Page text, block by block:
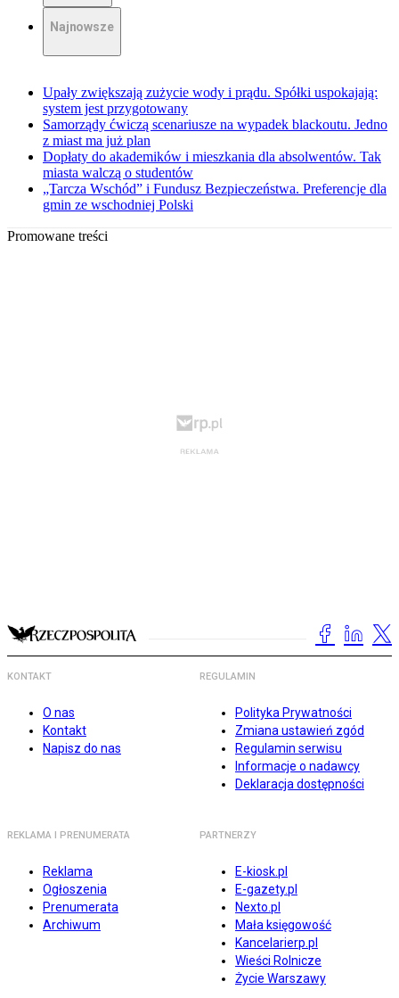
Najnowsze
Upały zwiększają zużycie wody i prądu. Spółki uspokajają:
system jest przygotowany
Samorządy ćwiczą scenariusze na wypadek blackoutu. Jedno
z miast ma już plan
Dopłaty do akademików i mieszkania dla absolwentów. Tak
miasta walczą o studentów
„Tarcza Wschód” i Fundusz Bezpieczeństwa. Preferencje dla
gmin ze wschodniej Polski
Promowane treści
KONTAKT
O nas
Kontakt
Napisz do nas
REGULAMIN
Polityka Prywatności
Zmiana ustawień zgód
Regulamin serwisu
Informacje o nadawcy
Deklaracja dostępności
REKLAMA I PRENUMERATA
Reklama
Ogłoszenia
Prenumerata
Archiwum
PARTNERZY
E-kiosk.pl
E-gazety.pl
Nexto.pl
Mała księgowość
Kancelarierp.pl
Wieści Rolnicze
Życie Warszawy